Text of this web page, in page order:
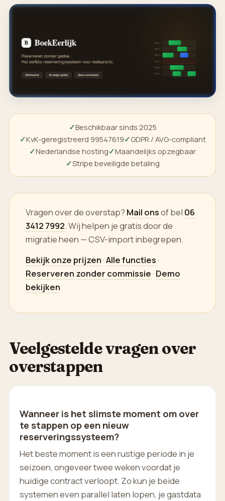
Beschikbaar sinds 2025
KvK-geregistreerd 99547619
GDPR / AVG-compliant
Nederlandse hosting
Maandelijks opzegbaar
Stripe beveiligde betaling
Vragen over de overstap? Mail onsof bel 06
3412 7992 . Wij helpen je gratis door de
migratie heen — CSV-import inbegrepen.
Bekijk onze prijzen ·Alle functies ·
Reserveren zonder commissie · Demo
bekijken
Veelgestelde vragen over
overstappen
Wanneer is het slimste moment om over
te stappen op een nieuw
reserveringssysteem?
Het beste moment is een rustige periode in je
seizoen, ongeveer twee weken voordat je
huidige contract verloopt. Zo kun je beide
systemen even parallel laten lopen, je gastdata